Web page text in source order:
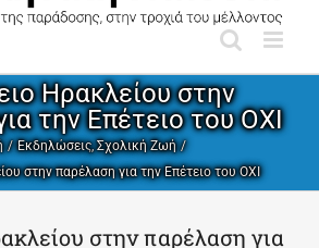
Ηρακλείου στην
την Επέτειο του ΟΧΙ
Εκδηλώσεις Σχολική Ζωή
στην παρέλαση για την Επέτειο του ΟΧΙ
στην παρέλαση για